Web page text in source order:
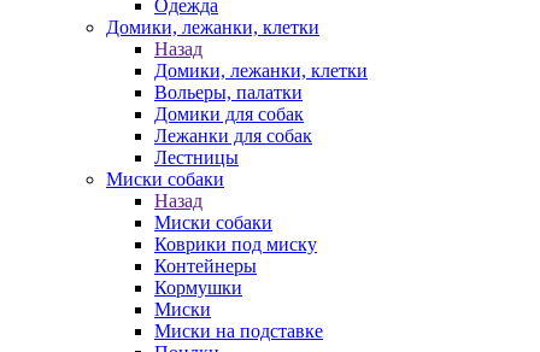
Одежда
Домики, лежанки, клетки
Назад
Домики, лежанки, клетки
Вольеры, палатки
Домики для собак
Лежанки для собак
Лестницы
Миски собаки
Назад
Миски собаки
Коврики под миску
Контейнеры
Кормушки
Миски
Миски на подставке